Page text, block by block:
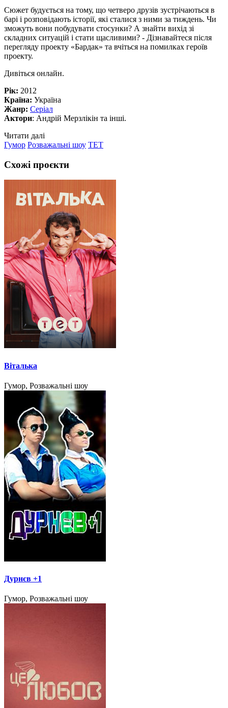
Сюжет будується на тому, що четверо друзів зустрічаються в
барі і розповідають історії, які сталися з ними за тиждень. Чи
зможуть вони побудувати стосунки? А знайти вихід зі
складних ситуацій і стати щасливими? - Дізнавайтеся після
перегляду проекту «Бардак» та вчіться на помилках героїв
проекту.
Дивіться онлайн.
Рік: 2012
Країна: Україна
Жанр: Серіал
Актори: Андрій Мерзлікін та інші.
Читати далі
Гумор Розважальні шоу ТЕТ
Схожі проєкти
Віталька
Гумор, Розважальні шоу
Дурнєв +1
Гумор, Розважальні шоу